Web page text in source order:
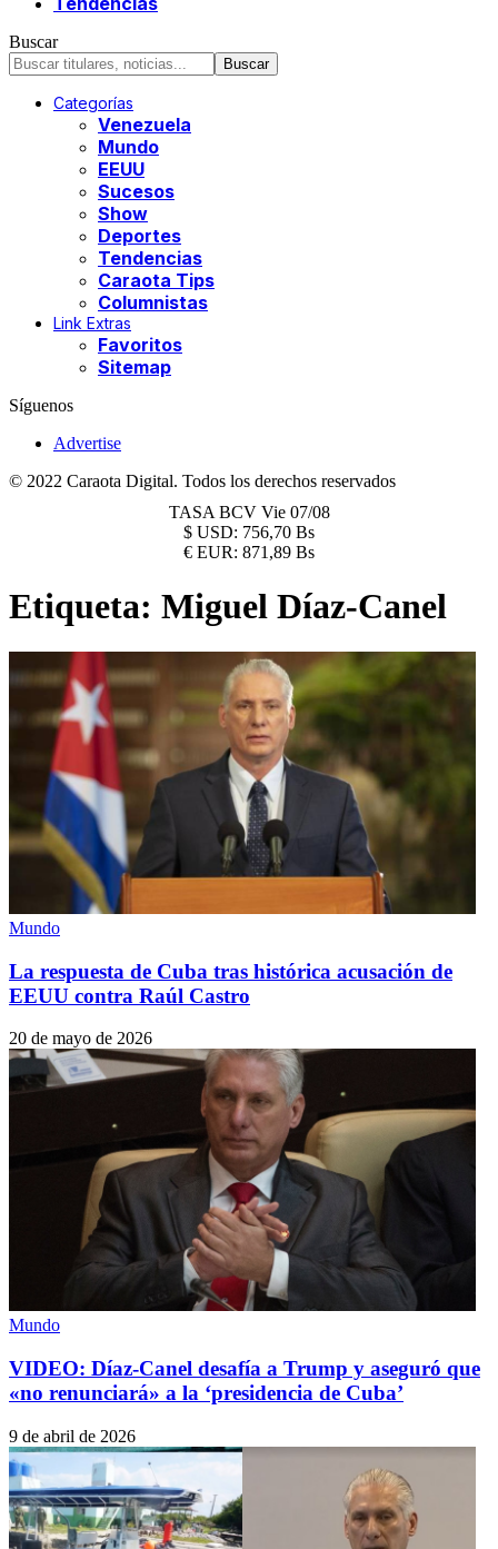
Buscar
Categorías
Venezuela
Mundo
EEUU
Sucesos
Show
Deportes
Tendencias
Caraota Tips
Columnistas
Link Extras
Favoritos
Sitemap
Síguenos
Advertise
© 2022 Caraota Digital. Todos los derechos reservados
TASA BCV Vie 07/08
$ USD: 756,70 Bs
€ EUR: 871,89 Bs
Etiqueta: Miguel Díaz-Canel
Mundo
La respuesta de Cuba tras histórica acusación de
EEUU contra Raúl Castro
20 de mayo de 2026
Mundo
VIDEO: Díaz-Canel desafía a Trump y aseguró que
«no renunciará» a la ‘presidencia de Cuba’
9 de abril de 2026